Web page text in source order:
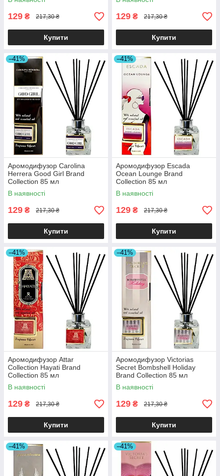
129 ₴ 217,30 ₴
Купити
129 ₴ 217,30 ₴
Купити
–41%
Аромодифузор Carolina
Herrera Good Girl Brand
Collection 85 мл
В наявності
129 ₴ 217,30 ₴
Купити
–41%
Аромодифузор Escada
Ocean Lounge Brand
Collection 85 мл
В наявності
129 ₴ 217,30 ₴
Купити
–41%
Аромодифузор Attar
Collection Hayati Brand
Collection 85 мл
В наявності
129 ₴ 217,30 ₴
Купити
–41%
Аромодифузор Victorias
Secret Bombshell Holiday
Brand Collection 85 мл
В наявності
129 ₴ 217,30 ₴
Купити
–41% –41%